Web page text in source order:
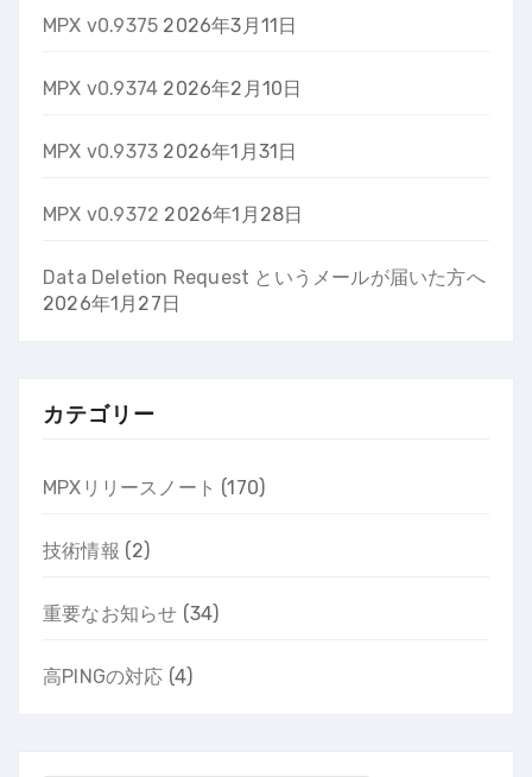
MPX v0.9375 2026年3月11日
MPX v0.9374 2026年2月10日
MPX v0.9373 2026年1月31日
MPX v0.9372 2026年1月28日
Data Deletion Request というメールが届いた方へ
2026年1月27日
カテゴリー
MPXリリースノート (170)
技術情報 (2)
重要なお知らせ (34)
高PINGの対応 (4)